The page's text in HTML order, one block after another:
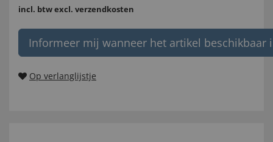
incl. btwexcl. verzendkosten
Informeer mij wanneer het artikel beschikbaar
Op verlanglijstje